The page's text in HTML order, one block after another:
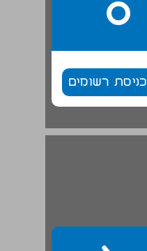
כניסת רשומים